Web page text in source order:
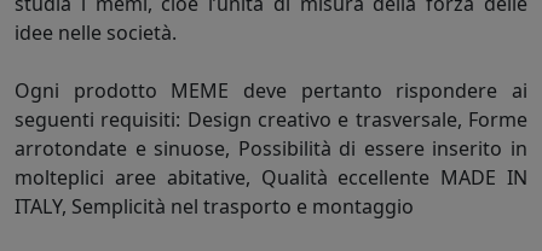
idee nelle società.
Ogni prodotto MEME deve pertanto rispondere ai
seguenti requisiti: Design creativo e trasversale, Forme
arrotondate e sinuose, Possibilità di essere inserito in
molteplici aree abitative, Qualità eccellente MADE IN
ITALY, Semplicità nel trasporto e montaggio